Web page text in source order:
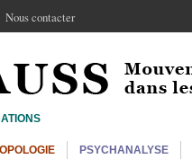
Nous contacter
PSYCHANALYSE